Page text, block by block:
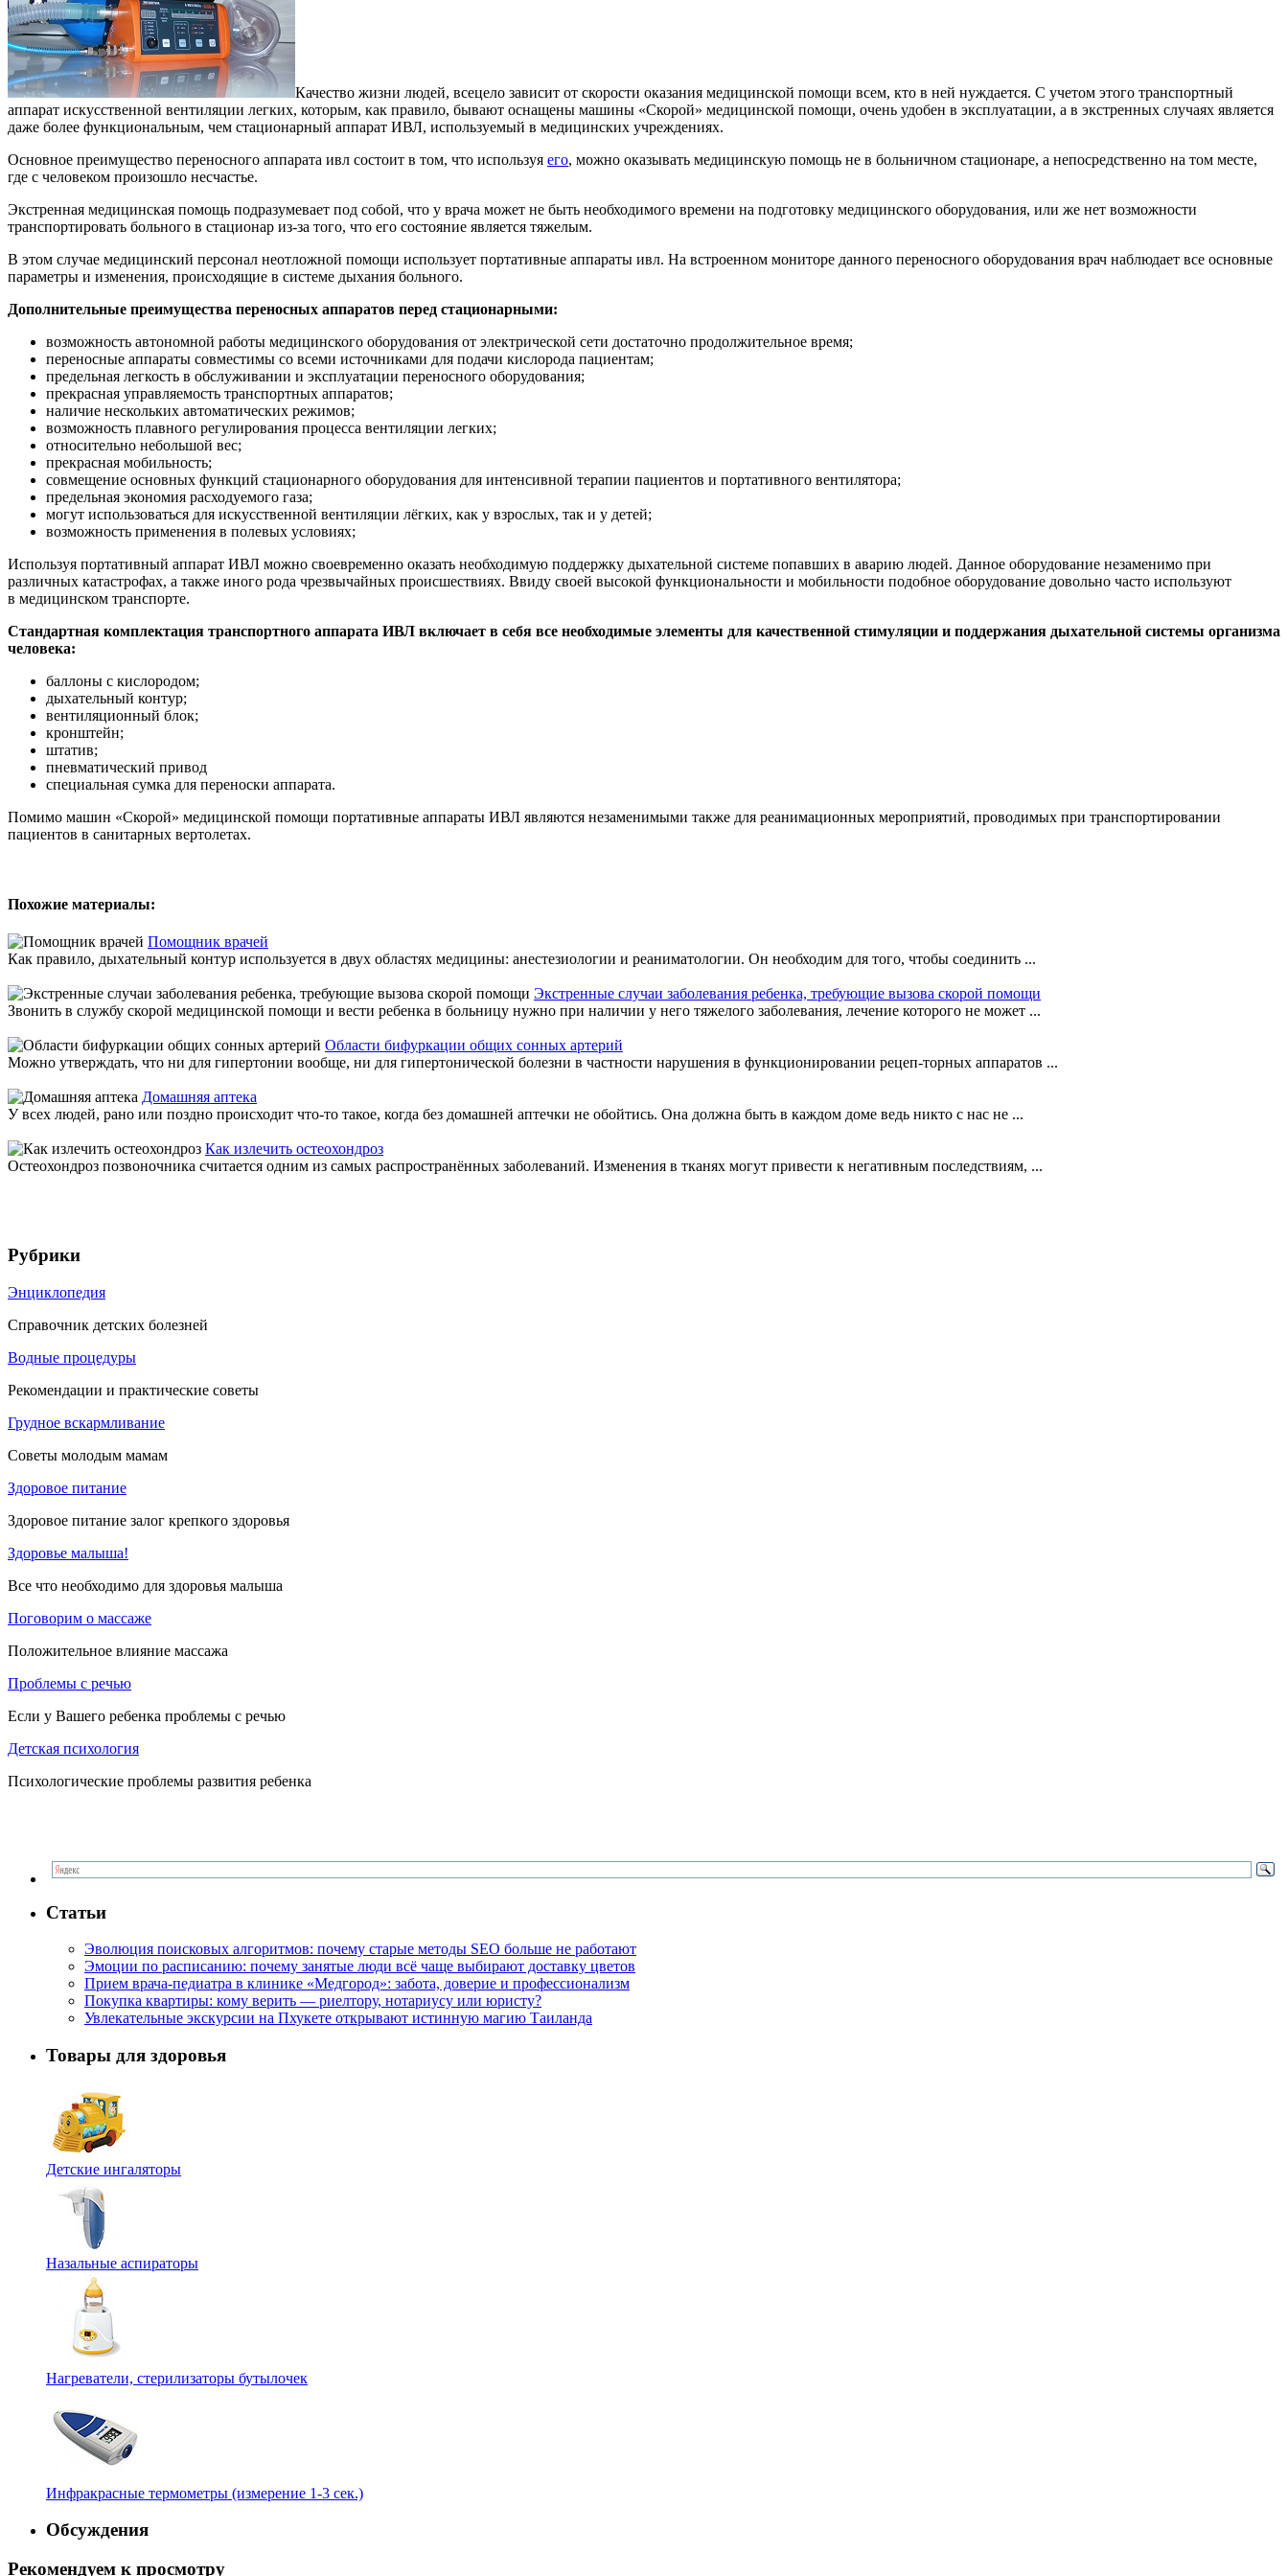
Качество жизни людей, всецело зависит от скорости оказания медицинской помощи всем, кто в ней нуждается. С учетом этого транспортный
аппарат искусственной вентиляции легких, которым, как правило, бывают оснащены машины «Скорой» медицинской помощи, очень удобен в эксплуатации, а в экстренных случаях является
даже более функциональным, чем стационарный аппарат ИВЛ, используемый в медицинских учреждениях.
Основное преимущество переносного аппарата ивл состоит в том, что используя его, можно оказывать медицинскую помощь не в больничном стационаре, а непосредственно на том месте,
где с человеком произошло несчастье.
Экстренная медицинская помощь подразумевает под собой, что у врача может не быть необходимого времени на подготовку медицинского оборудования, или же нет возможности
транспортировать больного в стационар из-за того, что его состояние является тяжелым.
В этом случае медицинский персонал неотложной помощи использует портативные аппараты ивл. На встроенном мониторе данного переносного оборудования врач наблюдает все основные
параметры и изменения, происходящие в системе дыхания больного.
Дополнительные преимущества переносных аппаратов перед стационарными:
возможность автономной работы медицинского оборудования от электрической сети достаточно продолжительное время;
переносные аппараты совместимы со всеми источниками для подачи кислорода пациентам;
предельная легкость в обслуживании и эксплуатации переносного оборудования;
прекрасная управляемость транспортных аппаратов;
наличие нескольких автоматических режимов;
возможность плавного регулирования процесса вентиляции легких;
относительно небольшой вес;
прекрасная мобильность;
совмещение основных функций стационарного оборудования для интенсивной терапии пациентов и портативного вентилятора;
предельная экономия расходуемого газа;
могут использоваться для искусственной вентиляции лёгких, как у взрослых, так и у детей;
возможность применения в полевых условиях;
Используя портативный аппарат ИВЛ можно своевременно оказать необходимую поддержку дыхательной системе попавших в аварию людей. Данное оборудование незаменимо при
различных катастрофах, а также иного рода чрезвычайных происшествиях. Ввиду своей высокой функциональности и мобильности подобное оборудование довольно часто используют
в медицинском транспорте.
Стандартная комплектация транспортного аппарата ИВЛ включает в себя все необходимые элементы для качественной стимуляции и поддержания дыхательной системы организма
человека:
баллоны с кислородом;
дыхательный контур;
вентиляционный блок;
кронштейн;
штатив;
пневматический привод
специальная сумка для переноски аппарата.
Помимо машин «Скорой» медицинской помощи портативные аппараты ИВЛ являются незаменимыми также для реанимационных мероприятий, проводимых при транспортировании
пациентов в санитарных вертолетах.
Похожие материалы:
Помощник врачей
Как правило, дыхательный контур используется в двух областях медицины: анестезиологии и реаниматологии. Он необходим для того, чтобы соединить ...
Экстренные случаи заболевания ребенка, требующие вызова скорой помощи
Звонить в службу скорой медицинской помощи и вести ребенка в больницу нужно при наличии у него тяжелого заболевания, лечение которого не может ...
Области бифуркации общих сонных артерий
Можно утверждать, что ни для гипертонии вообще, ни для гипертонической болезни в частности нарушения в функционировании рецеп-торных аппаратов ...
Домашняя аптека
У всех людей, рано или поздно происходит что-то такое, когда без домашней аптечки не обойтись. Она должна быть в каждом доме ведь никто с нас не ...
Как излечить остеохондроз
Остеохондроз позвоночника считается одним из самых распространённых заболеваний. Изменения в тканях могут привести к негативным последствиям, ...
Рубрики
Энциклопедия
Справочник детских болезней
Водные процедуры
Рекомендации и практические советы
Грудное вскармливание
Советы молодым мамам
Здоровое питание
Здоровое питание залог крепкого здоровья
Здоровье малыша!
Все что необходимо для здоровья малыша
Поговорим о массаже
Положительное влияние массажа
Проблемы с речью
Если у Вашего ребенка проблемы с речью
Детская психология
Психологические проблемы развития ребенка
Статьи
Эволюция поисковых алгоритмов: почему старые методы SEO больше не работают
Эмоции по расписанию: почему занятые люди всё чаще выбирают доставку цветов
Прием врача-педиатра в клинике «Медгород»: забота, доверие и профессионализм
Покупка квартиры: кому верить — риелтору, нотариусу или юристу?
Увлекательные экскурсии на Пхукете открывают истинную магию Таиланда
Товары для здоровья
Детские ингаляторы
Назальные аспираторы
Нагреватели, стерилизаторы бутылочек
Инфракрасные термометры (измерение 1-3 сек.)
Обсуждения
Рекомендуем к просмотру